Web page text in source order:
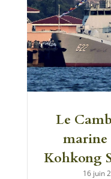
Le
marine
Kohkong
16 juin